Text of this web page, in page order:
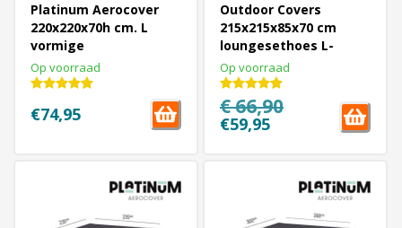
Platinum Aerocover
220x220x70h cm. L
vormige
loungesethoes
Op voorraad
€74,95
Outdoor Covers
215x215x85x70 cm
loungesethoes L-
vormige
Op voorraad
€ 66,90
€59,95